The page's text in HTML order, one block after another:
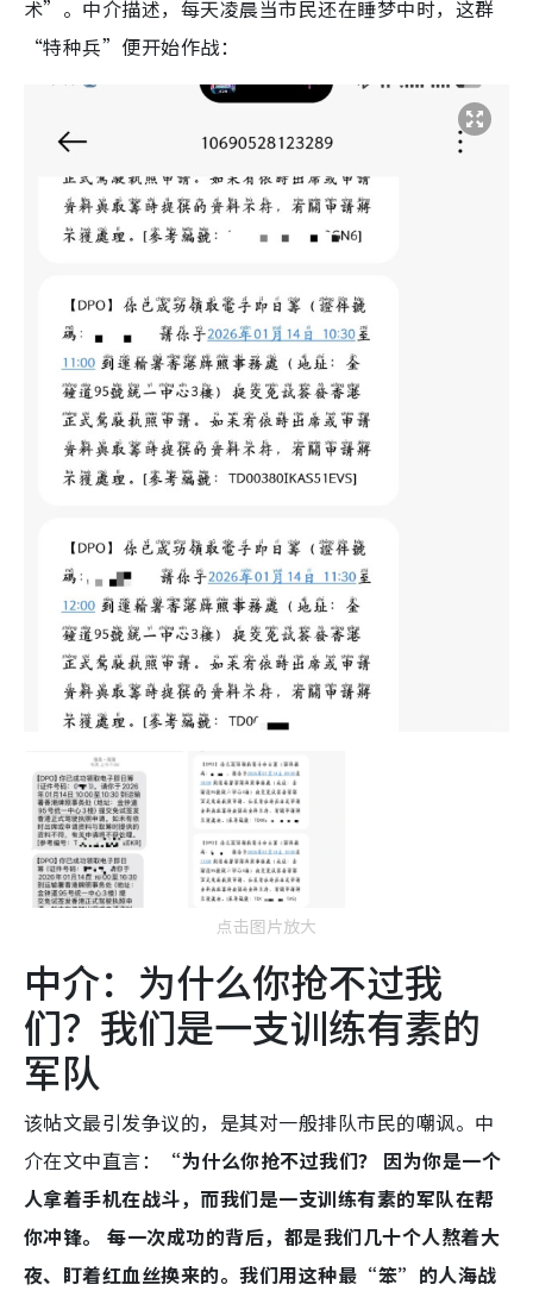
术”。中介描述，每天凌晨当市民还在睡梦中时，这群
“特种兵”便开始作战：
点击图片放大
中介：为什么你抢不过我
们？我们是一支训练有素的
军队
该帖文最引发争议的，是其对一般排队市民的嘲讽。中
介在文中直言：
“为什么你抢不过我们？ 因为你是一个
人拿着手机在战斗，而我们是一支训练有素的军队在帮
你冲锋。 每一次成功的背后，都是我们几十个人熬着大
夜、盯着红血丝换来的。我们用这种最“笨”的人海战